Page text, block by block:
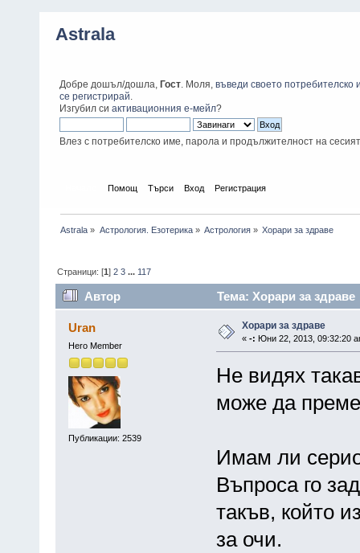
Astrala
Добре дошъл/дошла, Гост . Моля, въведи своето потребителско
се регистрирай
Изгубил си активационния е-мейл?
Влез с потребителско име, парола и продължителност на
Помощ Търси Вход Регистрация
Astrala » Астрология. Езотерика» Астрология» Хорари за здраве
Страници: [1]2 3 ... 117
Автор Тема: Хорари за
Uran
Hero Member
Публикации: 2539
Хорари за здраве
« -: Юни 22, 2013, 09:32:20
Не видях
може да
Имам ли
Въпроса го
такъв, който
за очи.